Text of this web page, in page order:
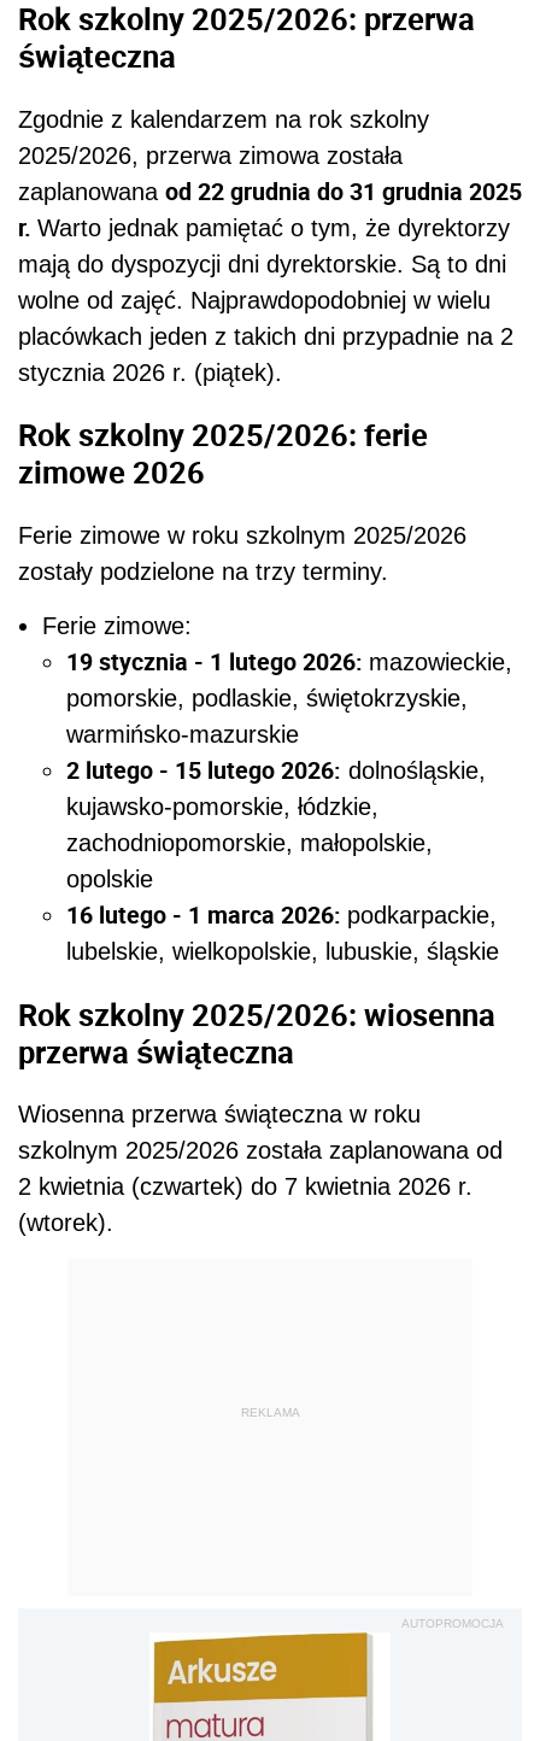
Rok szkolny 2025/2026: przerwa
świąteczna
Zgodnie z kalendarzem na rok szkolny
2025/2026, przerwa zimowa została
zaplanowana od 22 grudnia do 31 grudnia 2025
r. Warto jednak pamiętać o tym, że dyrektorzy
mają do dyspozycji dni dyrektorskie. Są to dni
wolne od zajęć. Najprawdopodobniej w wielu
placówkach jeden z takich dni przypadnie na 2
stycznia 2026 r. (piątek).
Rok szkolny 2025/2026: ferie
zimowe 2026
Ferie zimowe w roku szkolnym 2025/2026
zostały podzielone na trzy terminy.
Ferie zimowe:
19 stycznia - 1 lutego 2026: mazowieckie,
pomorskie, podlaskie, świętokrzyskie,
warmińsko-mazurskie
2 lutego - 15 lutego 2026: dolnośląskie,
kujawsko-pomorskie, łódzkie,
zachodniopomorskie, małopolskie,
opolskie
16 lutego - 1 marca 2026: podkarpackie,
lubelskie, wielkopolskie, lubuskie, śląskie
Rok szkolny 2025/2026: wiosenna
przerwa świąteczna
Wiosenna przerwa świąteczna w roku
szkolnym 2025/2026 została zaplanowana od
2 kwietnia (czwartek) do 7 kwietnia 2026 r.
(wtorek).
REKLAMA
AUTOPROMOCJA